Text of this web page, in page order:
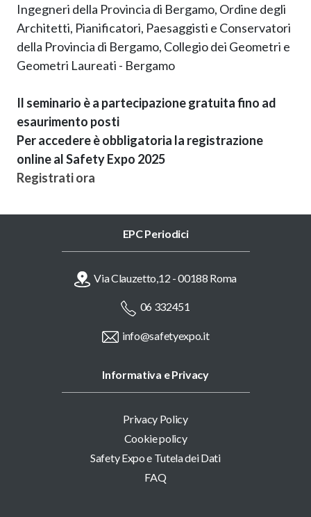
Ingegneri della Provincia di Bergamo, Ordine degli
Architetti, Pianificatori, Paesaggisti e Conservatori
della Provincia di Bergamo, Collegio dei Geometri e
Geometri Laureati - Bergamo
Il seminario è a partecipazione gratuita fino ad
esaurimento posti
Per accedere è obbligatoria la registrazione
online al Safety Expo 2025
Registrati ora
EPC Periodici
Via Clauzetto,12 - 00188 Roma
06 332451
info@safetyexpo.it
Informativa e Privacy
Privacy Policy
Cookie policy
Safety Expo e Tutela dei Dati
FAQ